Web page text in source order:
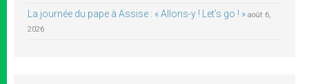
La journée du pape à Assise : « Allons-y ! Let’s go ! » août 6,
2026